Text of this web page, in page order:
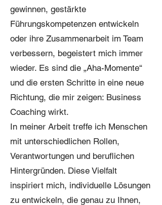
gewinnen, gestärkte
Führungskompetenzen entwickeln
oder ihre Zusammenarbeit im Team
verbessern, begeistert mich immer
wieder. Es sind die „Aha-Momente“
und die ersten Schritte in eine neue
Richtung, die mir zeigen: Business
Coaching wirkt.
In meiner Arbeit treffe ich Menschen
mit unterschiedlichen Rollen,
Verantwortungen und beruflichen
Hintergründen. Diese Vielfalt
inspiriert mich, individuelle Lösungen
zu entwickeln, die genau zu Ihnen,